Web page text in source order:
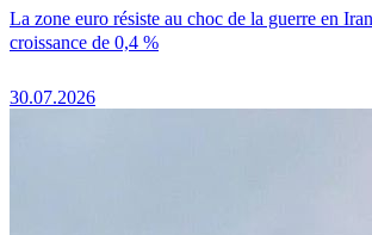
La zone euro résiste au choc de la guerre en
croissance de 0,4 %
30.07.2026